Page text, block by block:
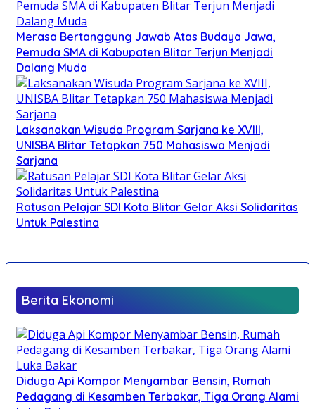
Merasa Bertanggung Jawab Atas Budaya Jawa,
Pemuda SMA di Kabupaten Blitar Terjun Menjadi
Dalang Muda
Laksanakan Wisuda Program Sarjana ke XVIII,
UNISBA Blitar Tetapkan 750 Mahasiswa Menjadi
Sarjana
Ratusan Pelajar SDI Kota Blitar Gelar Aksi Solidaritas
Untuk Palestina
Berita Ekonomi
Diduga Api Kompor Menyambar Bensin, Rumah
Pedagang di Kesamben Terbakar, Tiga Orang Alami